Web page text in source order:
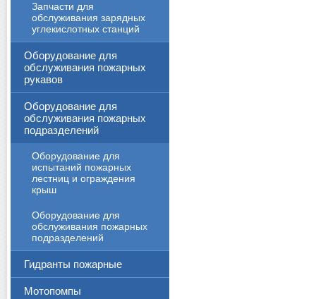
Запчасти для
обслуживания зарядных
углекислотных станций
Оборудование для
обслуживания пожарных
рукавов
Оборудование для
обслуживания пожарных
подразделений
Оборудование для
испытаний пожарных
лестниц и ограждения
крыш
Оборудование для
обслуживания пожарных
подразделений
Гидранты пожарные
Мотопомпы